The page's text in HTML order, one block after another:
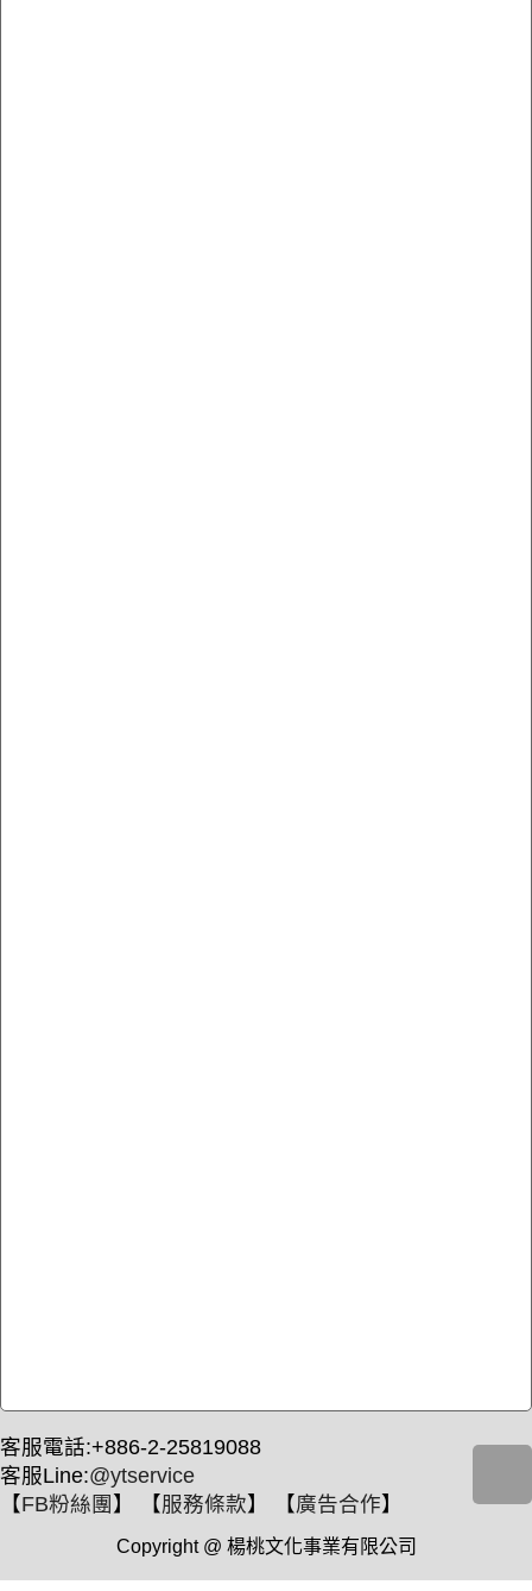
客服電話:+886-2-25819088
客服Line:@ytservice
【FB粉絲團 】 【服務條款】 【廣告合作】
Copyright @ 楊桃文化事業有限公司